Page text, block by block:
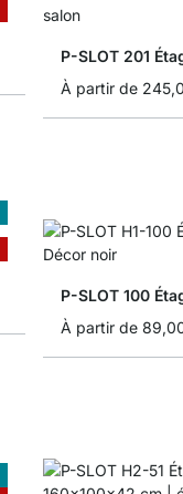
P-SLOT 201
À partir de
P-SLOT 100
À partir de